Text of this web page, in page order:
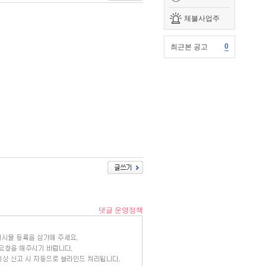
체불사업주
최근본 공고 0